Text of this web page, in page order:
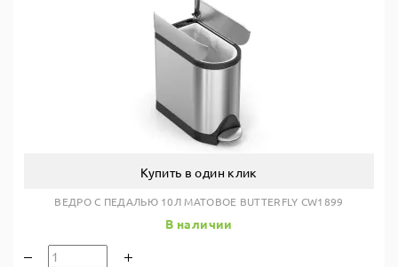
Купить в один клик
ВЕДРО С ПЕДАЛЬЮ 10Л МАТОВОЕ BUTTERFLY CW1899
В наличии